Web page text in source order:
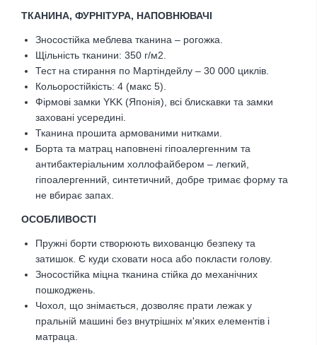
ТКАНИНА, ФУРНІТУРА, НАПОВНЮВАЧІ
Зносостійка меблева тканина – рогожка.
Щільність тканини: 350 г/м2.
Тест на стирання по Мартіндейлу – 30 000 циклів.
Кольоростійкість: 4 (макс 5).
Фірмові замки YKK (Японія), всі блискавки та замки
заховані усередині.
Тканина прошита армованими нитками.
Борта та матрац наповнені гіпоалергенним та
антибактеріальним холлофайбером – легкий,
гіпоалергенний, синтетичний, добре тримає форму та
не вбирає запах.
ОСОБЛИВОСТІ
Пружні борти створюють вихованцю безпеку та
затишок. Є куди сховати носа або покласти голову.
Зносостійка міцна тканина стійка до механічних
пошкоджень.
Чохол, що знімається, дозволяє прати лежак у
пральній машині без внутрішніх м'яких елементів і
матраца.